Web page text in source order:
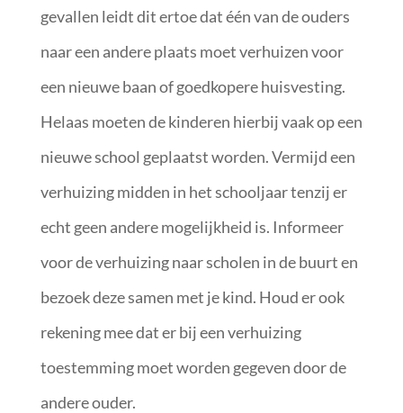
gevallen leidt dit ertoe dat één van de ouders
naar een andere plaats moet verhuizen voor
een nieuwe baan of goedkopere huisvesting.
Helaas moeten de kinderen hierbij vaak op een
nieuwe school geplaatst worden. Vermijd een
verhuizing midden in het schooljaar tenzij er
echt geen andere mogelijkheid is. Informeer
voor de verhuizing naar scholen in de buurt en
bezoek deze samen met je kind. Houd er ook
rekening mee dat er bij een verhuizing
toestemming moet worden gegeven door de
andere ouder.